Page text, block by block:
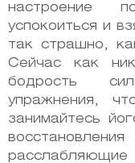
настроение
успокоиться и
так страшно,
Сейчас как
бодрость
упражнения,
занимайтесь
расслабляющие